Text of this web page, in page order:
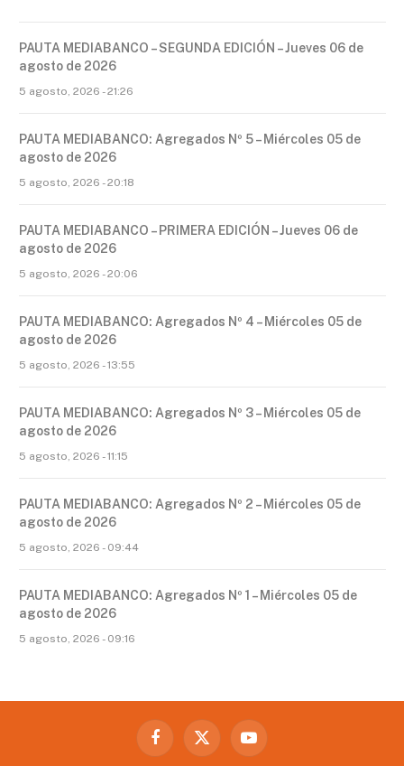
PAUTA MEDIABANCO – SEGUNDA EDICIÓN – Jueves 06 de
agosto de 2026
5 agosto, 2026 - 21:26
PAUTA MEDIABANCO: Agregados Nº 5 – Miércoles 05 de
agosto de 2026
5 agosto, 2026 - 20:18
PAUTA MEDIABANCO – PRIMERA EDICIÓN – Jueves 06 de
agosto de 2026
5 agosto, 2026 - 20:06
PAUTA MEDIABANCO: Agregados Nº 4 – Miércoles 05 de
agosto de 2026
5 agosto, 2026 - 13:55
PAUTA MEDIABANCO: Agregados Nº 3 – Miércoles 05 de
agosto de 2026
5 agosto, 2026 - 11:15
PAUTA MEDIABANCO: Agregados Nº 2 – Miércoles 05 de
agosto de 2026
5 agosto, 2026 - 09:44
PAUTA MEDIABANCO: Agregados Nº 1 – Miércoles 05 de
agosto de 2026
5 agosto, 2026 - 09:16
Facebook
X
YouTube